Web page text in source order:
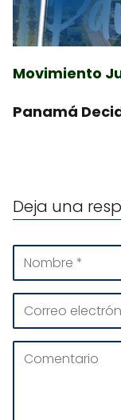
Movimiento
Panamá
Deja una